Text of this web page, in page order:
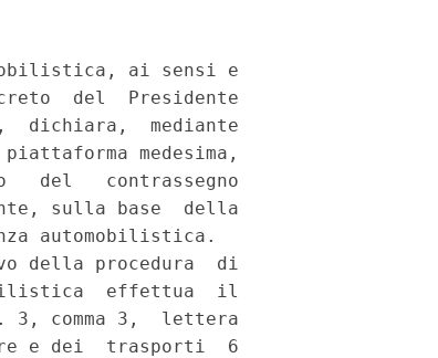
ai sensi e
del  Presidente
dichiara,  mediante
medesima,
contrassegno
sulla base  della
automobilistica.
della procedura  di
effettua  il
3, comma 3,  lettera
e dei  trasporti  6